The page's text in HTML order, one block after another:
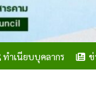
ทำเนียบบุคลากร